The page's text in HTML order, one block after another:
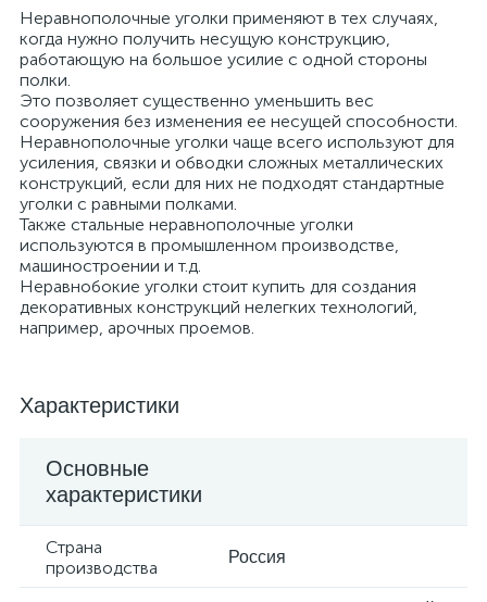
Неравнополочные уголки применяют в тех случаях,
когда нужно получить несущую конструкцию,
работающую на большое усилие с одной стороны
полки.
Это позволяет существенно уменьшить вес
сооружения без изменения ее несущей способности.
Неравнополочные уголки чаще всего используют для
усиления, связки и обводки сложных металлических
конструкций, если для них не подходят стандартные
уголки с равными полками.
Также стальные неравнополочные уголки
используются в промышленном производстве,
машиностроении и т.д.
Неравнобокие уголки стоит купить для создания
декоративных конструкций нелегких технологий,
например, арочных проемов.
Характеристики
Основные
характеристики
Страна
производства
Россия